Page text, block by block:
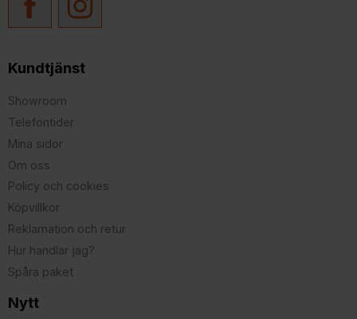
Kundtjänst
Showroom
Telefontider
Mina sidor
Om oss
Policy och cookies
Köpvillkor
Reklamation och retur
Hur handlar jag?
Spåra paket
Nytt